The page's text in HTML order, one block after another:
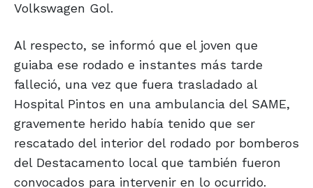
Volkswagen Gol.
Al respecto, se informó que el joven que
guiaba ese rodado e instantes más tarde
falleció, una vez que fuera trasladado al
Hospital Pintos en una ambulancia del SAME,
gravemente herido había tenido que ser
rescatado del interior del rodado por bomberos
del Destacamento local que también fueron
convocados para intervenir en lo ocurrido.